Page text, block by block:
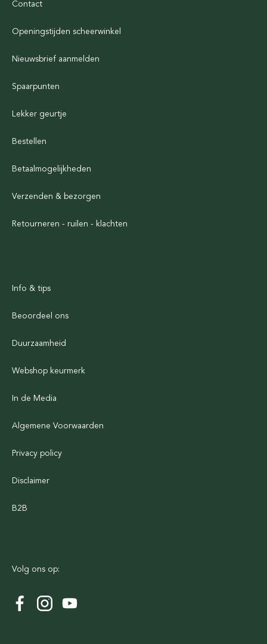
Contact
Openingstijden scheerwinkel
Nieuwsbrief aanmelden
Spaarpunten
Lekker geurtje
Bestellen
Betaalmogelijkheden
Verzenden & bezorgen
Retourneren - ruilen - klachten
Info & tips
Beoordeel ons
Duurzaamheid
Webshop keurmerk
In de Media
Algemene Voorwaarden
Privacy policy
Disclaimer
B2B
Volg ons op: